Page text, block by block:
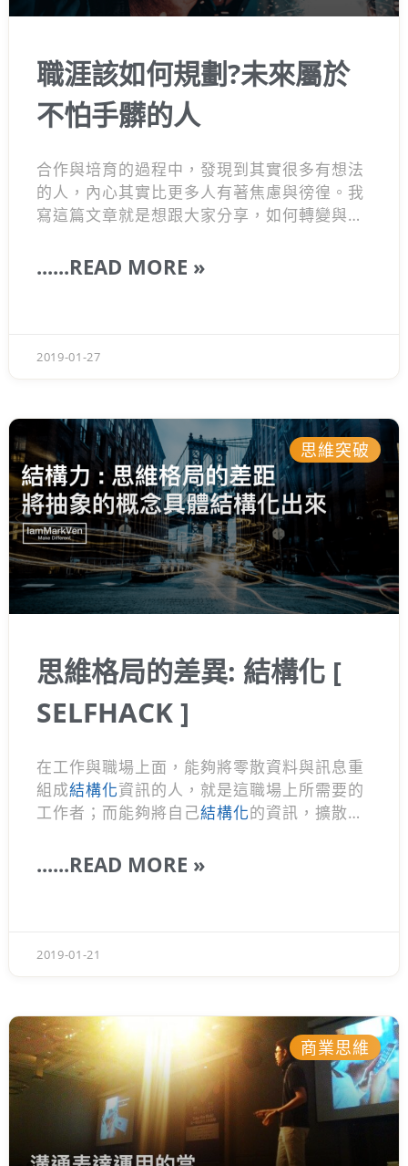
職涯該如何規劃?未來屬於
不怕手髒的人
合作與培育的過程中，發現到其實很多有想法
的人，內心其實比更多人有著焦慮與徬徨。我
寫這篇文章就是想跟大家分享，如何轉變與過
我也是其中的一員，但隨著經歷增長
......READ MORE »
2019-01-27
思維突破
思維格局的差異: 結構化 [
SELFHACK ]
在工作與職場上面，能夠將零散資料與訊息重
組成結構化資訊的人，就是這職場上所需要的
工作者；而能夠將自己結構化的資訊，擴散給
管理者。工作者與管理者的最大差別，就是
......READ MORE »
2019-01-21
商業思維